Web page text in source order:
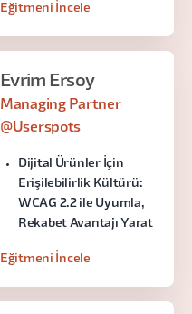
Eğitmeni İncele
Evrim Ersoy
Managing Partner
@Userspots
Dijital Ürünler İçin
Erişilebilirlik Kültürü:
WCAG 2.2 ile Uyumla,
Rekabet Avantajı Yarat
Eğitmeni İncele